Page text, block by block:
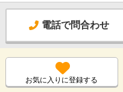
電話で問合わせ
お気に入りに登録する